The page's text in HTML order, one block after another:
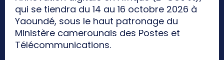
qui se tiendra du 14 au 16 octobre 2026 à
Yaoundé, sous le haut patronage du
Ministère camerounais des Postes et
Télécommunications.